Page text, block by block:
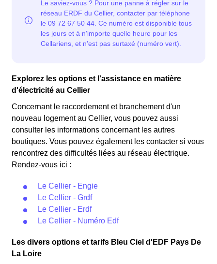
Explorez les options et l'assistance en matière
d'électricité au Cellier
Concernant le raccordement et branchement d'un
nouveau logement au Cellier, vous pouvez aussi
consulter les informations concernant les autres
boutiques. Vous pouvez également les contacter si vous
rencontrez des difficultés liées au réseau électrique.
Rendez-vous ici :
Le Cellier - Engie
Le Cellier - Grdf
Le Cellier - Erdf
Le Cellier - Numéro Edf
Les divers options et tarifs Bleu Ciel d'EDF Pays De
La Loire